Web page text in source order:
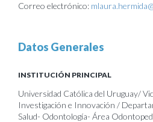
Correo electrónico:
Datos Generales
INSTITUCIÓN PRINCIPAL
Universidad Católica del Uruguay/
Investigación e Innovación /
Salud- Odontología- Área